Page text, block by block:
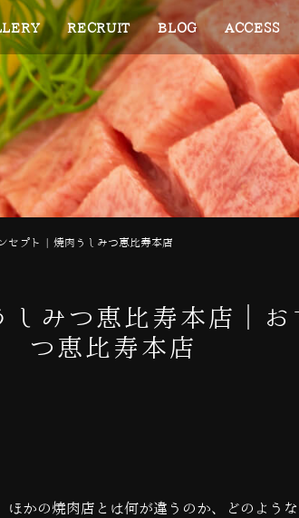
RECRUIT BLOG ACCESS
セプト | 焼肉うしみつ恵比寿本店
みつ恵比寿本店｜
つ恵比寿本店
かの焼肉店とは何が違うのか、どのよう